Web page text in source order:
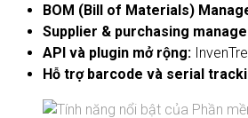
BOM (Bill of Materials)
Supplier & purchasing
API và plugin mở rộng:
Hỗ trợ barcode và serial